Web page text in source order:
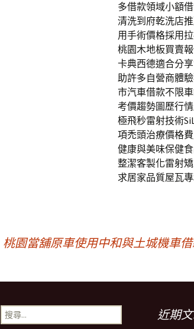
多借款領域小額
清洗到府乾洗店
用手術價格採用
桃園木地板買賣
卡典西德適合分
助許多自營商體
市汽車借款不限
考價趨勢圖歷行
極飛秒雷射技術
項禿頭治療價格
健康與美味保健
整潔客製化雷射
求居家品質屋瓦
桃園當舖原車使用中和與土城機車
搜
尋
近期